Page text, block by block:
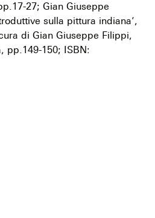
27; Gian Giuseppe
sulla pittura indiana’,
di Gian Giuseppe Filippi,
pp.149-150; ISBN: